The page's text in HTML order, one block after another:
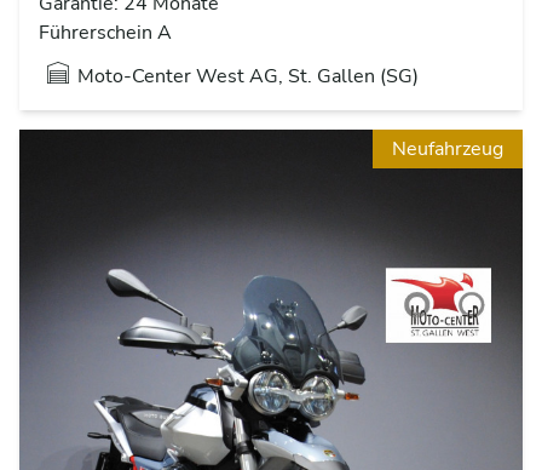
Führerschein A
Moto-Center West AG, St. Gallen (SG)
Neufahrzeug